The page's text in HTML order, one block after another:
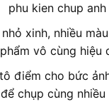
phu kien chup anh
xinh, nhiều
vô cùng hiệu
điểm cho bức
chụp cùng